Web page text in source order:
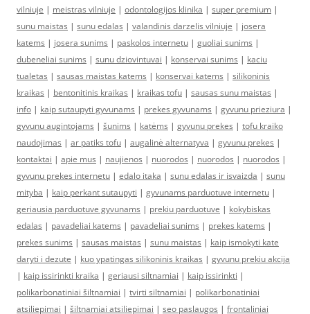
vilniuje | meistras vilniuje | odontologijos klinika | super premium |
sunu maistas | sunu edalas | valandinis darzelis vilniuje | josera
katems | josera sunims | paskolos internetu | guoliai sunims |
dubeneliai sunims | sunu dziovintuvai | konservai sunims | kaciu
tualetas | sausas maistas katems | konservai katems | silikoninis
kraikas | bentonitinis kraikas | kraikas tofu | sausas sunu maistas |
info | kaip sutaupyti gyvunams | prekes gyvunams | gyvunu prieziura |
gyvunu augintojams | šunims | katėms | gyvunu prekes | tofu kraiko
naudojimas | ar patiks tofu | augalinė alternatyva | gyvunu prekes |
kontaktai | apie mus | naujienos | nuorodos | nuorodos | nuorodos |
gyvunu prekes internetu | edalo itaka | sunu edalas ir isvaizda | sunu
mityba | kaip perkant sutaupyti | gyvunams parduotuve internetu |
geriausia parduotuve gyvunams | prekiu parduotuve | kokybiskas
edalas | pavadeliai katems | pavadeliai sunims | prekes katems |
prekes sunims | sausas maistas | sunu maistas | kaip ismokyti kate
daryti i dezute | kuo ypatingas silikoninis kraikas | gyvunu prekiu akcija
| kaip issirinkti kraika | geriausi siltnamiai | kaip issirinkti |
polikarbonatiniai šiltnamiai | tvirti siltnamiai | polikarbonatiniai
atsiliepimai | šiltnamiai atsiliepimai | seo paslaugos | frontaliniai